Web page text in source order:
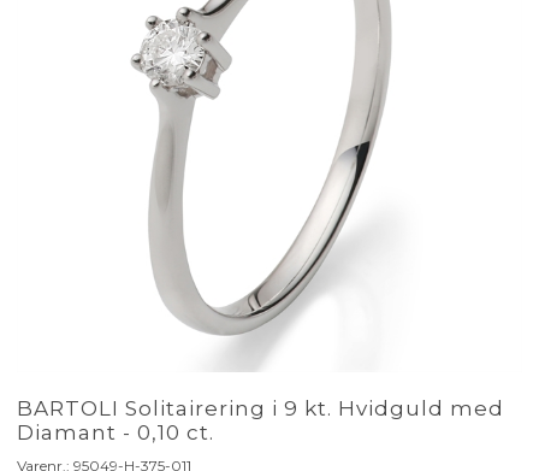
BARTOLI Solitairering i 9 kt. Hvidguld med
Diamant - 0,10 ct.
Varenr.:95049-H-375-011